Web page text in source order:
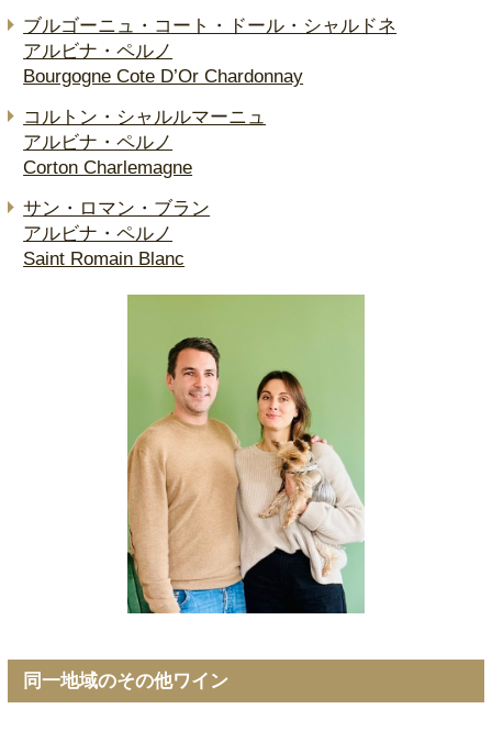
ブルゴーニュ・コート・ドール・シャルドネ
アルビナ・ペルノ
Bourgogne Cote D’Or Chardonnay
コルトン・シャルルマーニュ
アルビナ・ペルノ
Corton Charlemagne
サン・ロマン・ブラン
アルビナ・ペルノ
Saint Romain Blanc
同一地域のその他ワイン